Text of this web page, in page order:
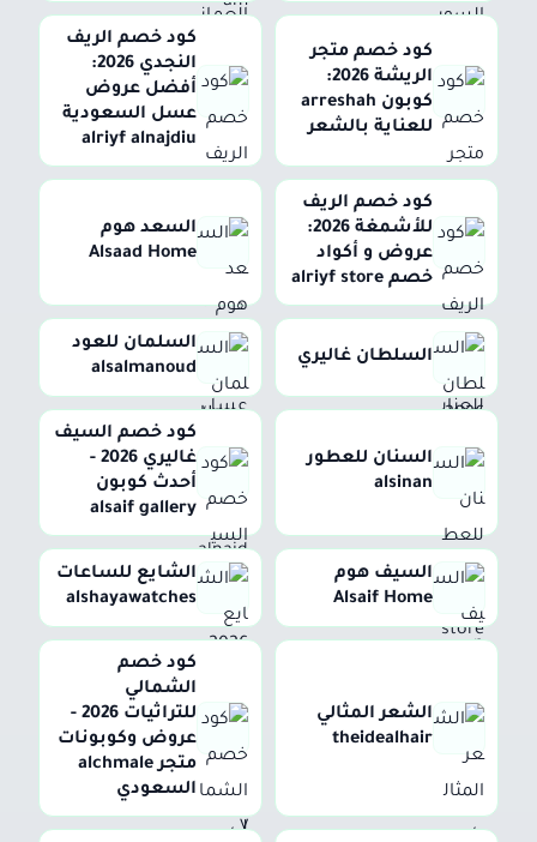
كود خصم متجر
الريشة 2026:
كوبون arreshah
للعناية بالشعر
كود خصم الريف
النجدي 2026:
أفضل عروض
عسل السعودية
alriyf alnajdiu
كود خصم الريف
للأشمغة 2026:
عروض و أكواد
خصم alriyf store
السعد هوم
Alsaad Home
السلطان غاليري
السلمان للعود
alsalmanoud
السنان للعطور
alsinan
كود خصم السيف
غاليري 2026 -
أحدث كوبون
alsaif gallery
السيف هوم
Alsaif Home
الشايع للساعات
alshayawatches
الشعر المثالي
theidealhair
كود خصم
الشمالي
للتراثيات 2026 -
عروض وكوبونات
متجر alchmale
السعودي